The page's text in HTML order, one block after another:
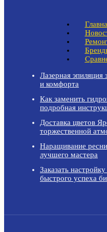
Лазерная эпиляция
и комфорта
Как заменить
подробная
Доставка цветов
торжественной
Наращивание
лучшего мастера
Заказать
быстрого успеха